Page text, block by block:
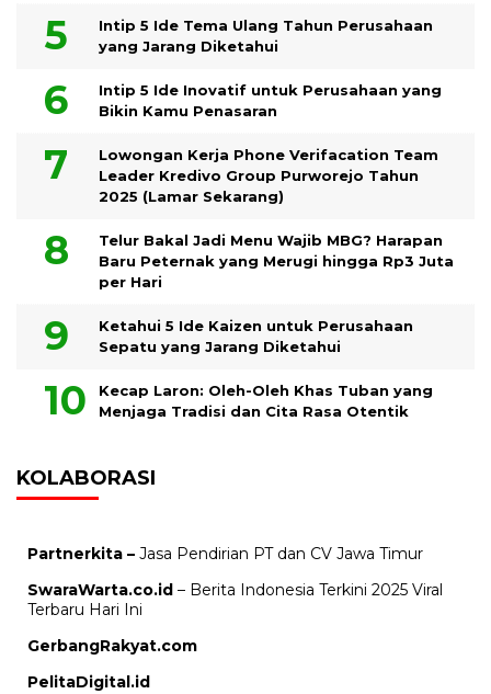
Intip 5 Ide Tema Ulang Tahun Perusahaan
yang Jarang Diketahui
Intip 5 Ide Inovatif untuk Perusahaan yang
Bikin Kamu Penasaran
Lowongan Kerja Phone Verifacation Team
Leader Kredivo Group Purworejo Tahun
2025 (Lamar Sekarang)
Telur Bakal Jadi Menu Wajib MBG? Harapan
Baru Peternak yang Merugi hingga Rp3 Juta
per Hari
Ketahui 5 Ide Kaizen untuk Perusahaan
Sepatu yang Jarang Diketahui
Kecap Laron: Oleh-Oleh Khas Tuban yang
Menjaga Tradisi dan Cita Rasa Otentik
KOLABORASI
Partnerkita – Jasa Pendirian PT dan CV Jawa Timur
SwaraWarta.co.id – Berita Indonesia Terkini 2025 Viral
Terbaru Hari Ini
GerbangRakyat.com
PelitaDigital.id